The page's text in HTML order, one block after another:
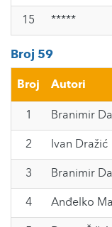
15 *****
Broj 59
Broj Autori
1 Branimir
2 Ivan Dražić
3 Branimir
4 Anđelko